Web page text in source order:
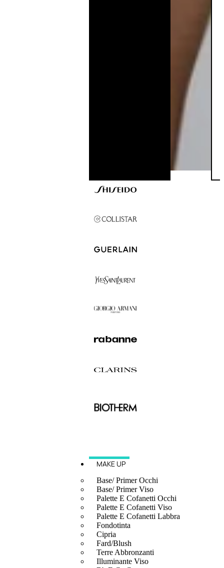
MAKE UP
Base/ Primer Occhi
Base/ Primer Viso
Palette E Cofanetti Occhi
Palette E Cofanetti Viso
Palette E Cofanetti Labbra
Fondotinta
Cipria
Fard/Blush
Terre Abbronzanti
Illuminante Viso